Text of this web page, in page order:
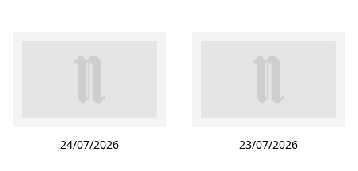
24/07/2026 23/07/2026